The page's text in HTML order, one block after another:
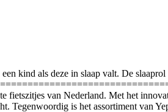
kind als deze in slaap valt. De
van Nederland. Met het
Tegenwoordig is het assortiment van